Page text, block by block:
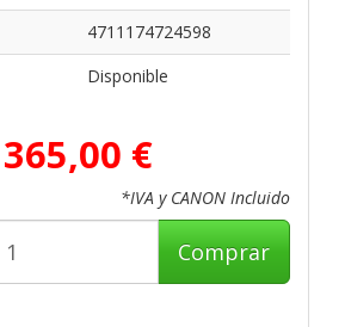
4711174724598
Disponible
365,00 €
*IVA y CANON Incluido
Comprar